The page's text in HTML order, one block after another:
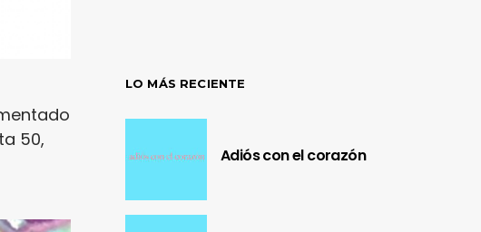
50,
LO MÁS RECIENTE
Adiós con el corazón